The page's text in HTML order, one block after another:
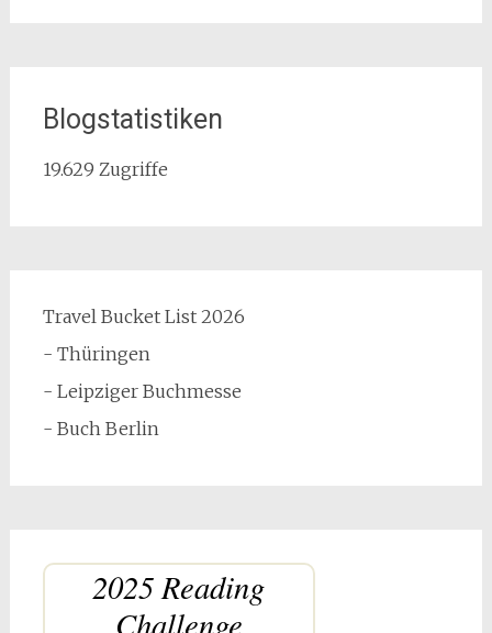
Blogstatistiken
19.629 Zugriffe
Travel Bucket List 2026
- Thüringen
- Leipziger Buchmesse
- Buch Berlin
2025 Reading
Challenge